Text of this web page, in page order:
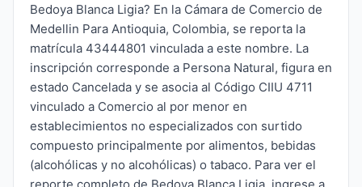
Bedoya Blanca Ligia? En la Cámara de Comercio de
Medellin Para Antioquia, Colombia, se reporta la
matrícula 43444801 vinculada a este nombre. La
inscripción corresponde a Persona Natural, figura en
estado Cancelada y se asocia al Código CIIU 4711
vinculado a Comercio al por menor en
establecimientos no especializados con surtido
compuesto principalmente por alimentos, bebidas
(alcohólicas y no alcohólicas) o tabaco. Para ver el